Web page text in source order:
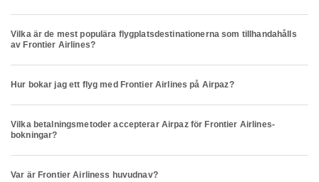
Vilka är de mest populära flygplatsdestinationerna som tillhandahålls
av Frontier Airlines?
Hur bokar jag ett flyg med Frontier Airlines på Airpaz?
Vilka betalningsmetoder accepterar Airpaz för Frontier Airlines-
bokningar?
Var är Frontier Airliness huvudnav?